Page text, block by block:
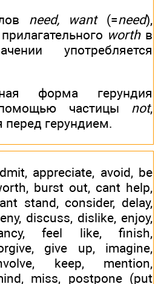
need, want(=need),
worthв
употребляется
форма герундия
частицы not,
перед герундием.
appreciate, avoid, be
burst out, cant help,
stand, consider, delay,
discuss, dislike, enjoy,
feel like, finish,
give up, imagine,
keep, mention,
miss, postpone (put